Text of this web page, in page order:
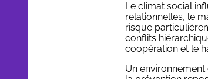
Le climat social
relationnelles, le
risque
conflits
coopération et le
Un